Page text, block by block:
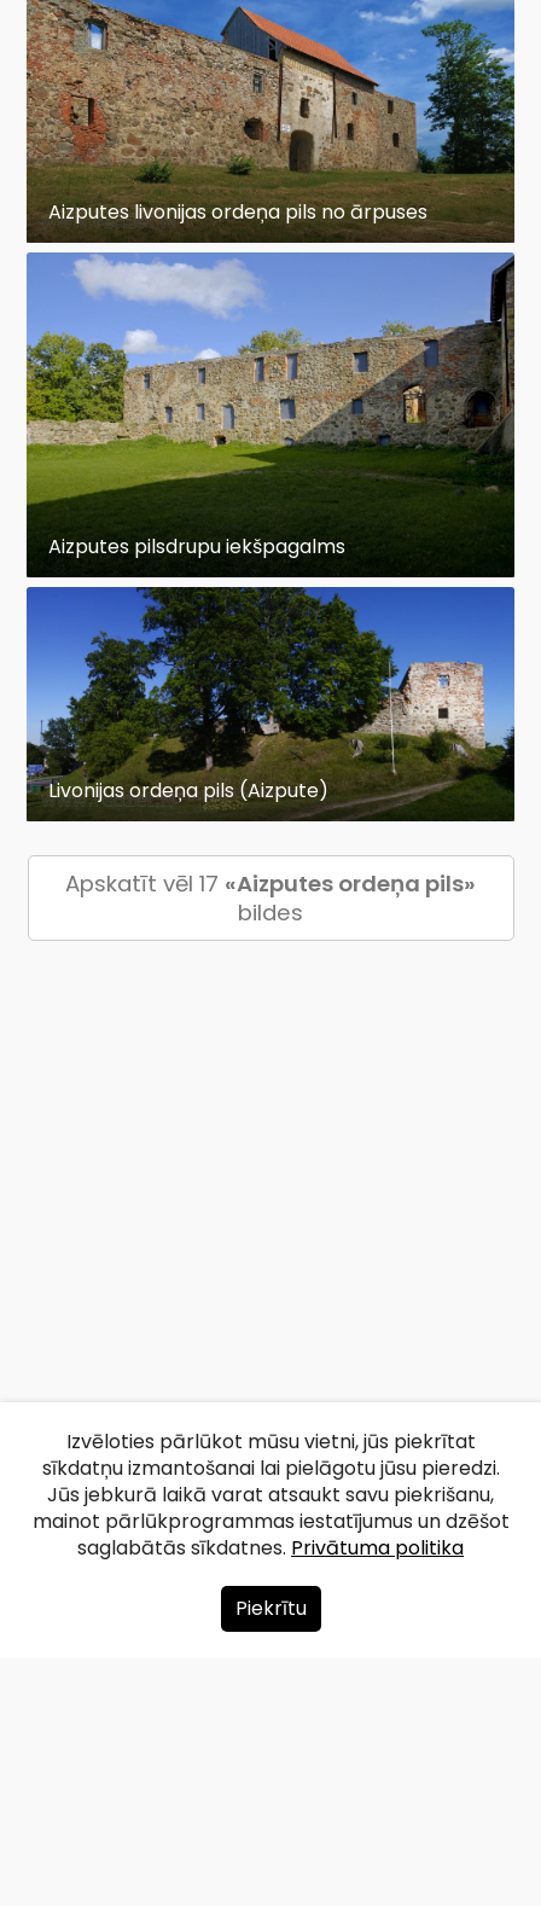
Aizputes livonijas ordeņa pils no ārpuses
Aizputes pilsdrupu iekšpagalms
Livonijas ordeņa pils (Aizpute)
Apskatīt vēl 17 «Aizputes ordeņa pils»
bildes
Par mums
Izvēloties pārlūkot mūsu vietni, jūs piekrītat
sīkdatņu izmantošanai lai pielāgotu jūsu pieredzi.
Jūs jebkurā laikā varat atsaukt savu piekrišanu,
mainot pārlūkprogrammas iestatījumus un dzēšot
saglabātās sīkdatnes. Privātuma politika
Piekrītu